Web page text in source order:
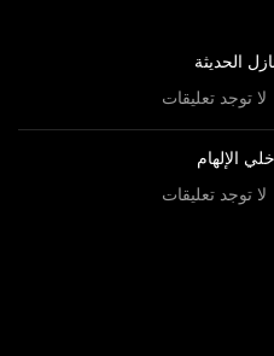
الحديثة
لا توجد تعليقات
الإلهام
لا توجد تعليقات